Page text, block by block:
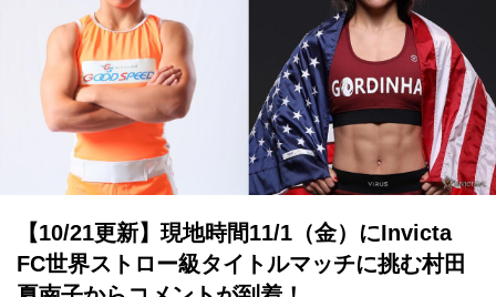
【10/21更新】現地時間11/1（金）にInvicta
FC世界ストロー級タイトルマッチに挑む村田